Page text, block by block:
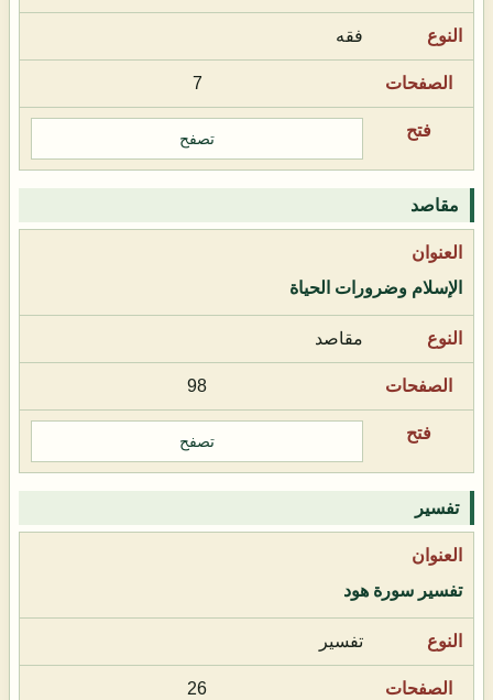
فقه
7
تصفح
مقاصد
الإسلام وضرورات الحياة
مقاصد
98
تصفح
تفسير
تفسير سورة هود
تفسير
26